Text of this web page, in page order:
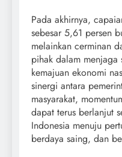
Pada akhirnya,
sebesar 5,61 persen
melainkan cerminan
pihak dalam
kemajuan ekonomi
sinergi antara
masyarakat,
dapat terus berlanjut
Indonesia menuju
berdaya saing, dan